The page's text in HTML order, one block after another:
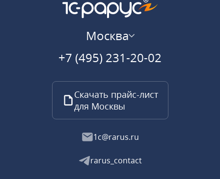
Москва
+7 (495) 231-20-02
Скачать прайс-лист
для Москвы
1c@rarus.ru
rarus_contact